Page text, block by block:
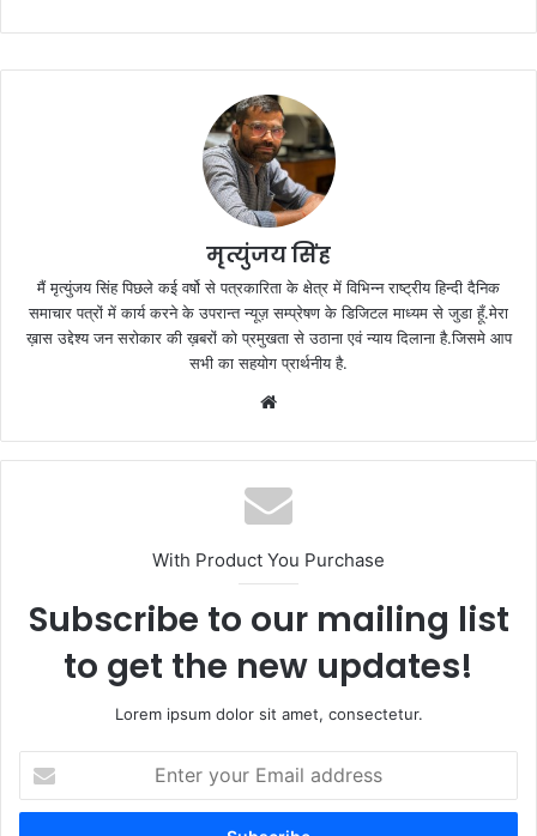
मृत्युंजय सिंह
मैं मृत्युंजय सिंह पिछले कई वर्षो से पत्रकारिता के क्षेत्र में विभिन्न राष्ट्रीय हिन्दी दैनिक
समाचार पत्रों में कार्य करने के उपरान्त न्यूज़ सम्प्रेषण के डिजिटल माध्यम से जुडा हूँ.मेरा
ख़ास उद्देश्य जन सरोकार की ख़बरों को प्रमुखता से उठाना एवं न्याय दिलाना है.जिसमे आप
सभी का सहयोग प्रार्थनीय है.
With Product You Purchase
Subscribe to our mailing list
to get the new updates!
Lorem ipsum dolor sit amet, consectetur.
your
Email